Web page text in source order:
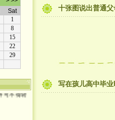
可不得转
十张图说出普通
写在孩儿高中毕